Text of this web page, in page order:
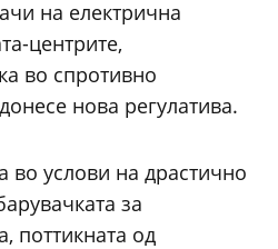
на електрична
центрите,
во спротивно
нова регулатива.
во услови на драстично
за
поттикната од